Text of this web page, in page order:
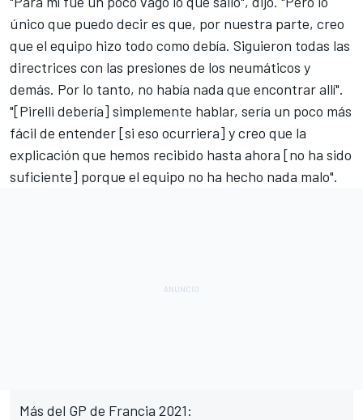
único que puedo decir es que, por nuestra parte, creo
que el equipo hizo todo como debía. Siguieron todas las
directrices con las presiones de los neumáticos y
demás. Por lo tanto, no había nada que encontrar allí".
"[Pirelli debería] simplemente hablar, sería un poco más
fácil de entender [si eso ocurriera] y creo que la
explicación que hemos recibido hasta ahora [no ha sido
suficiente] porque el equipo no ha hecho nada malo".
Más del GP de Francia 2021: